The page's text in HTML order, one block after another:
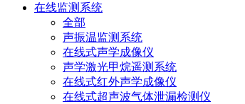
在线监测系统
全部
声振温监测系统
在线式声学成像仪
声学激光甲烷遥测系统
在线式红外声学成像仪
在线式超声波气体泄漏检测仪